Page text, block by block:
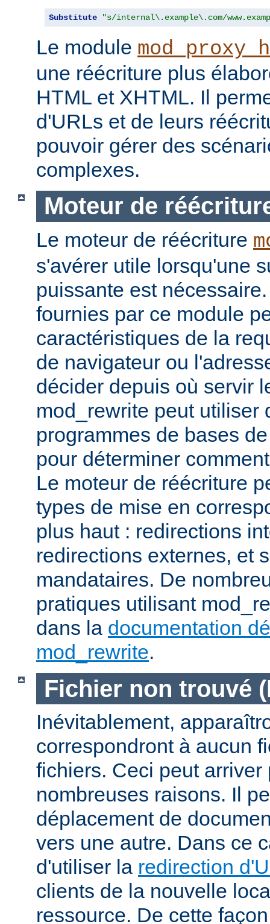
Substitute "s/internal\.example\.com/
Le module
une réécriture plus
HTML et XHTML. Il
d'URLs et de leurs
pouvoir gérer des
complexes.
Moteur de
Le moteur de réécriture
s'avérer utile lorsqu'une
puissante est
fournies par ce module
caractéristiques de la
de navigateur ou
décider depuis où servir
mod_rewrite peut utiliser
programmes de bases
pour déterminer
Le moteur de réécriture
types de mise en
plus haut : redirections
redirections externes, et
mandataires. De
pratiques utilisant
dans la documentation
mod_rewrite.
Fichier non trouvé
Inévitablement,
correspondront à aucun
fichiers. Ceci peut arriver
nombreuses raisons. Il
déplacement de
vers une autre. Dans ce
d'utiliser la redirection
clients de la nouvelle
ressource. De cette